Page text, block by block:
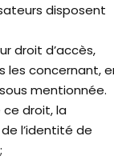
disposent
droit d’accès,
les concernant,
mentionnée.
droit, la
l’identité de